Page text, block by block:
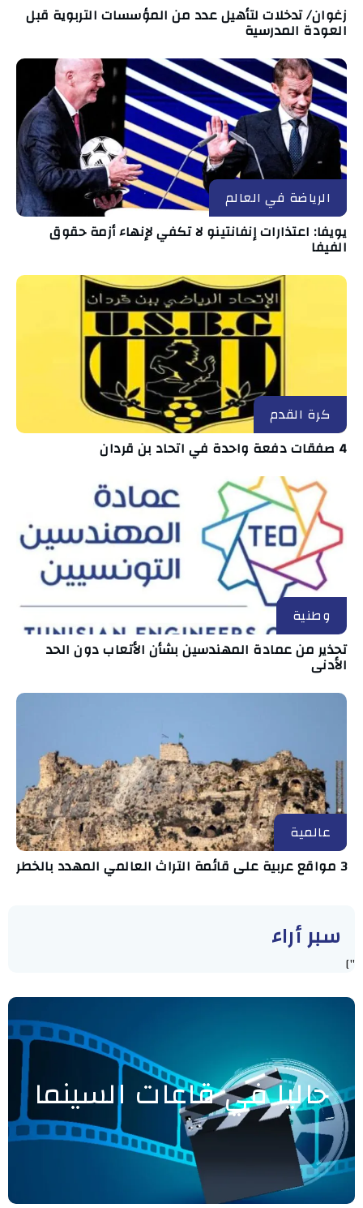
زغوان/ تدخلات لتأهيل عدد من المؤسسات التربوية قبل
العودة المدرسية
الرياضة في العالم
يويفا: اعتذارات إنفانتينو لا تكفي لإنهاء أزمة حقوق
الفيفا
كرة القدم
4 صفقات دفعة واحدة في اتحاد بن قردان
وطنية
تحذير من عمادة المهندسين بشأن الأتعاب دون الحد
الأدنى
عالمية
3 مواقع عربية على قائمة التراث العالمي المهدد بالخطر
سبر أراء
"]
حاليا في قاعات السينما